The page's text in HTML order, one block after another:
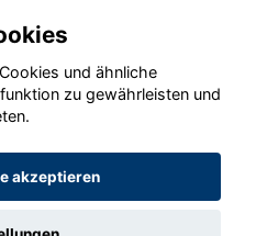
GmbH 2020 - 2026
und ähnliche
zu gewährleisten und
akzeptieren